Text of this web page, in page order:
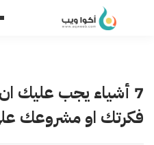
7 أشياء يجب عليك
فكرتك او مشروعك